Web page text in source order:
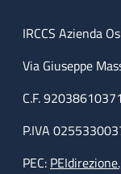
IRCCS Azienda
Via Giuseppe
C.F. 92038610371
P.IVA
PEC: